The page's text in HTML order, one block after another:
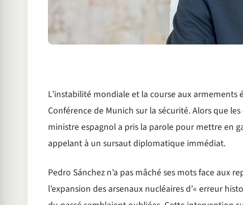
L’instabilité mondiale et la course aux
Conférence de Munich sur la sécurité. Alors que
ministre espagnol a pris la parole pour mettre en
appelant à un sursaut diplomatique immédiat.
Pedro Sánchez n’a pas mâché ses mots face aux
l’expansion des arsenaux nucléaires d’« erreur